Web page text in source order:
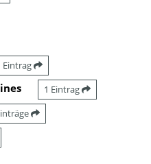
Eintrag
1 Eintrag